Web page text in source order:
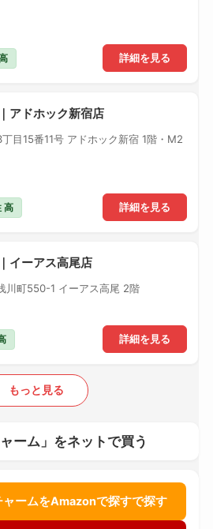
詳細を見る
アドホック新宿店
目15番11号 アドホック新宿 1階・M2
詳細を見る
高
イーアス高尾店
川町550-1 イーアス高尾 2階
詳細を見る
もっと見る
ーム」をネットで買う
ームをAmazonで探すで探す